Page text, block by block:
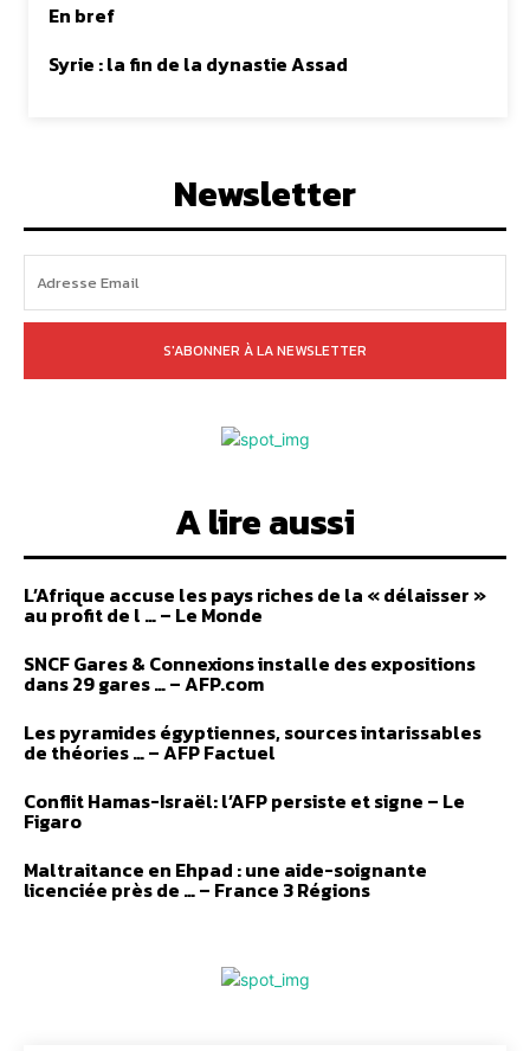
En bref
Syrie : la fin de la dynastie Assad
Newsletter
S'ABONNER À LA NEWSLETTER
A lire aussi
L’Afrique accuse les pays riches de la « délaisser »
au profit de l … – Le Monde
SNCF Gares & Connexions installe des expositions
dans 29 gares … – AFP.com
Les pyramides égyptiennes, sources intarissables
de théories … – AFP Factuel
Conflit Hamas-Israël: l’AFP persiste et signe – Le
Figaro
Maltraitance en Ehpad : une aide-soignante
licenciée près de … – France 3 Régions